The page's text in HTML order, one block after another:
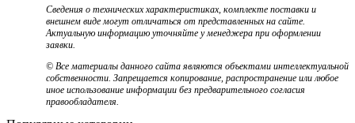
Сведения о технических характеристиках, комплекте поставки и
внешнем виде могут отличаться от представленных на сайте.
Актуальную информацию уточняйте у менеджера при оформлении
заявки.
© Все материалы данного сайта являются объектами интеллектуальной
собственности. Запрещается копирование, распространение или любое
иное использование информации без предварительного согласия
правообладателя.